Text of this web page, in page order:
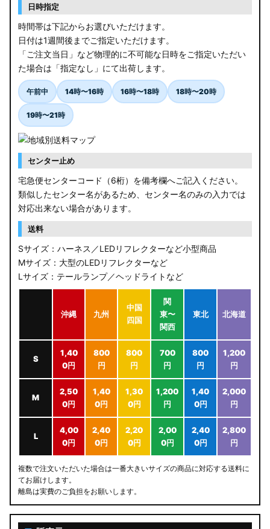
日時指定
時間帯は下記からお選びいただけます。
日付は1週間後までご指定いただけます。
「ご注文当日」など物理的に不可能な日時をご指定いただい
た場合は「指定なし」にて出荷します。
午前中 14時〜16時 16時〜18時 18時〜20時
19時〜21時
センター止め
宅急便センターコード（6桁）を備考欄へご記入ください。
類似したセンター名があるため、センター名のみの入力では
対応出来ない場合があります。
送料
Sサイズ：ハーネス／LEDリフレクターなど小型商品
Mサイズ：大型のLEDリフレクターなど
Lサイズ：テールランプ／ヘッドライトなど
沖縄 九州
中国
四国
関
東〜
関西
東北 北海道
S
1,40
0円
800
円
800
円
700
円
800
円
1,200
円
M
2,50
0円
1,40
0円
1,30
0円
1,200
円
1,40
0円
2,000
円
L
4,00
0円
2,40
0円
2,20
0円
2,00
0円
2,40
0円
2,800
円
複数で注文いただいた場合は一番大きいサイズの商品に対応する送料に
てお届けします。
離島は実費のご負担をお願いします。